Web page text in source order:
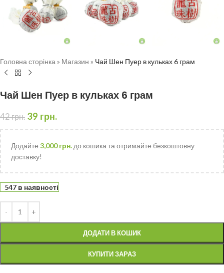
Головна сторінка » Магазин » Чай Шен Пуер в кульках 6 грам
Чай Шен Пуер в кульках 6 грам
42грн. 39 грн.
Додайте 3,000грн. до кошика та отримайте безкоштовну
доставку!
547 в наявності
ДОДАТИ В КОШИК
КУПИТИ ЗАРАЗ